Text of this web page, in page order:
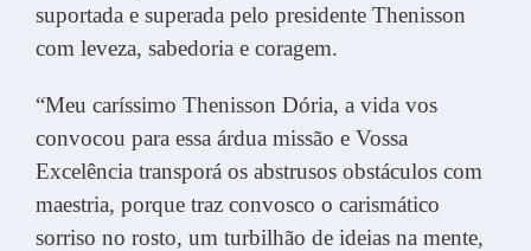
suportada e superada pelo presidente Thenisson
com leveza, sabedoria e coragem.
“Meu caríssimo Thenisson Dória, a vida vos
convocou para essa árdua missão e Vossa
Excelência transporá os abstrusos obstáculos com
maestria, porque traz convosco o carismático
sorriso no rosto, um turbilhão de ideias na mente,